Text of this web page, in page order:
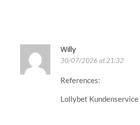
Willy
30/07/2026 at 21:32
References:
Lollybet Kundenservice